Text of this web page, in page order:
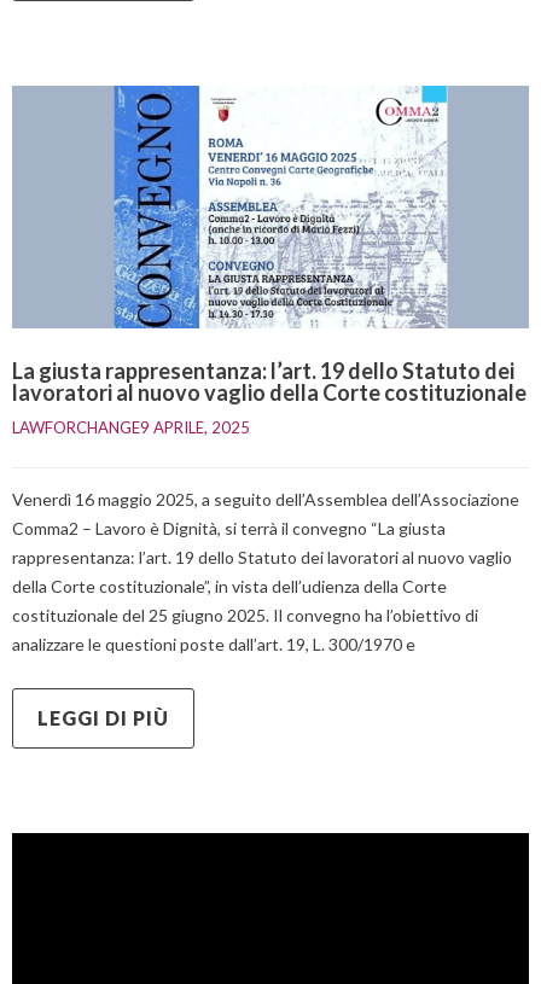
La giusta rappresentanza: l’art. 19 dello Statuto dei
lavoratori al nuovo vaglio della Corte costituzionale
LAWFORCHANGE9 APRILE, 2025
Venerdì 16 maggio 2025, a seguito dell’Assemblea dell’Associazione
Comma2 – Lavoro è Dignità, si terrà il convegno “La giusta
rappresentanza: l’art. 19 dello Statuto dei lavoratori al nuovo vaglio
della Corte costituzionale”, in vista dell’udienza della Corte
costituzionale del 25 giugno 2025. Il convegno ha l’obiettivo di
analizzare le questioni poste dall’art. 19, L. 300/1970 e
LEGGI DI PIÙ